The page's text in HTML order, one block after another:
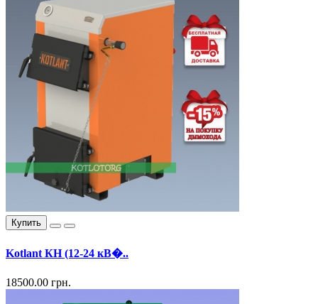
Купить
Kotlant КН (12-24 кВ�..
18500.00 грн.